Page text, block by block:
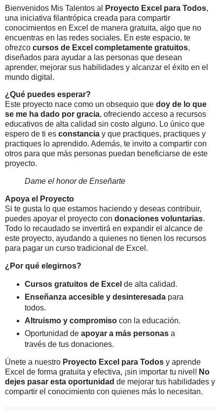
Bienvenidos Mis Talentos al Proyecto Excel para Todos,
una iniciativa filantrópica creada para compartir
conocimientos en Excel de manera gratuita, algo que no
encuentras en las redes sociales. En este espacio, te
ofrezco cursos de Excel completamente gratuitos,
diseñados para ayudar a las personas que desean
aprender, mejorar sus habilidades y alcanzar el éxito en el
mundo digital.
¿Qué puedes esperar?
Este proyecto nace como un obsequio que doy de lo que
se me ha dado por gracia, ofreciendo acceso a recursos
educativos de alta calidad sin costo alguno. Lo único que
espero de ti es constancia y que practiques, practiques y
practiques lo aprendido. Además, te invito a compartir con
otros para que más personas puedan beneficiarse de este
proyecto.
Dame el honor de Enseñarte
Apoya el Proyecto
Si te gusta lo que estamos haciendo y deseas contribuir,
puedes apoyar el proyecto con donaciones voluntarias.
Todo lo recaudado se invertirá en expandir el alcance de
este proyecto, ayudando a quienes no tienen los recursos
para pagar un curso tradicional de Excel.
¿Por qué elegirnos?
Cursos gratuitos de Excel de alta calidad.
Enseñanza accesible y desinteresadapara
todos.
Altruismo y compromisocon la educación.
Oportunidad de apoyar a más personasa
través de tus donaciones.
Únete a nuestro Proyecto Excel para Todos y aprende
Excel de forma gratuita y efectiva, ¡sin importar tu nivel! No
dejes pasar esta oportunidad de mejorar tus habilidades y
compartir el conocimiento con quienes más lo necesitan.